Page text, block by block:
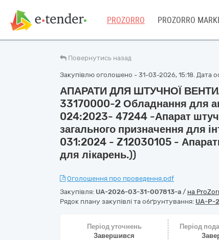
PROZORRO PROZORRO
Повернутись назад
Закупівлю оголошено - 31-03-2026, 15:18. Дата
АПАРАТИ ДЛЯ ШТУЧНОЇ
33170000-2 Обладнання для
024:2023- 47244 -Апарат
загального призначення для
031:2024 - Z12030105 -
для лікарень.))
Оголошення про проведення.pdf
Закупівля: UA-2026-03-31-007813-a / на
Рядок плану закупівлі та обґрунтування: UA-P-
Період уточнень
Завершився
Період